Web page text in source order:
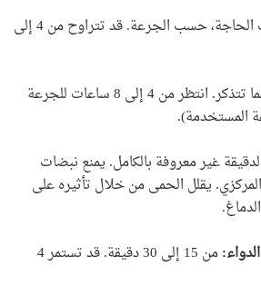
حسب الحاجة، حسب الجرعة. قد تتراوح من 4 إلى
خذ حالما تتذكر. انتظر من 4 إلى 8 ساعات للجرعة
المستخدمة).
غير معروفة بالكامل. يمنع نبضات
يقلل الحمى من خلال تأثيره على
من 15 إلى 30 دقيقة. قد تستمر 4